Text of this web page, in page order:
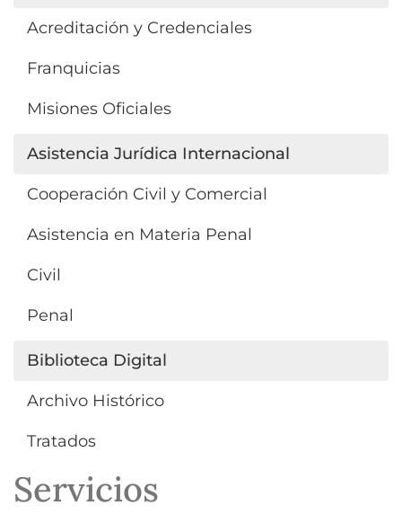
Acreditación y Credenciales
Franquicias
Misiones Oficiales
Asistencia Jurídica Internacional
Cooperación Civil y Comercial
Asistencia en Materia Penal
Civil
Penal
Biblioteca Digital
Archivo Histórico
Tratados
Servicios